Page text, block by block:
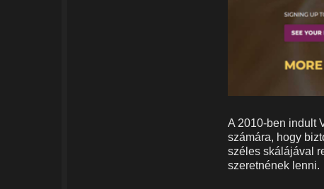
A 2010-ben indult
számára, hogy
széles skálájával
szeretnének lenni.